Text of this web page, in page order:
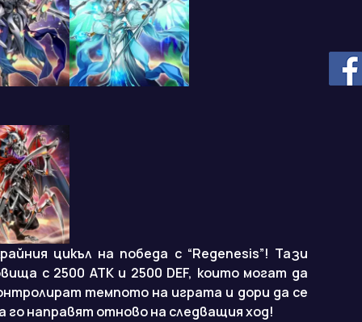
цикъл на победа с “Regenesis”! Тази
с 2500 ATK и 2500 DEF, които могат да
темпото на играта и дори да се
го направят отново на следващия ход!